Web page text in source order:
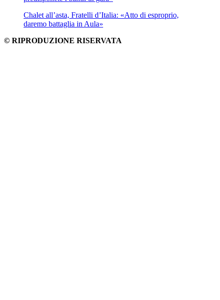
Chalet all’asta, Fratelli d’Italia: «Atto di esproprio,
daremo battaglia in Aula»
© RIPRODUZIONE RISERVATA